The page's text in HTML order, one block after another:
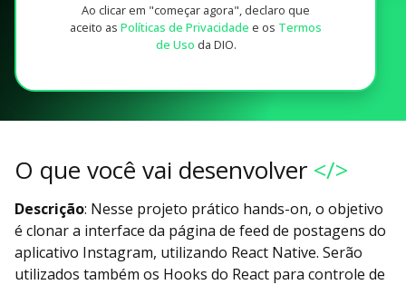
Ao clicar em "começar agora", declaro que
aceito as Políticas de Privacidade e os Termos
de Uso da DIO.
O que você vai desenvolver </>
Descrição: Nesse projeto prático hands-on, o objetivo
é clonar a interface da página de feed de postagens do
aplicativo Instagram, utilizando React Native. Serão
utilizados também os Hooks do React para controle de